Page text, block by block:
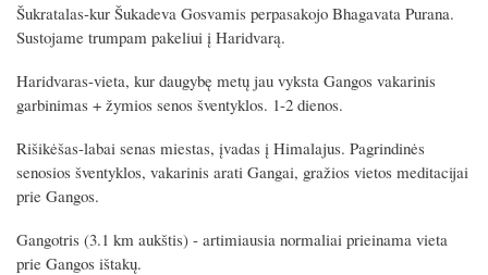
Šukratalas-kur Šukadeva Gosvamis perpasakojo Bhagavata Purana.
Sustojame trumpam pakeliui į Haridvarą.
Haridvaras-vieta, kur daugybę metų jau vyksta Gangos vakarinis
garbinimas + žymios senos šventyklos. 1-2 dienos.
Rišikėšas-labai senas miestas, įvadas į Himalajus. Pagrindinės
senosios šventyklos, vakarinis arati Gangai, gražios vietos meditacijai
prie Gangos.
Gangotris (3.1 km aukštis) - artimiausia normaliai prieinama vieta
prie Gangos ištakų.